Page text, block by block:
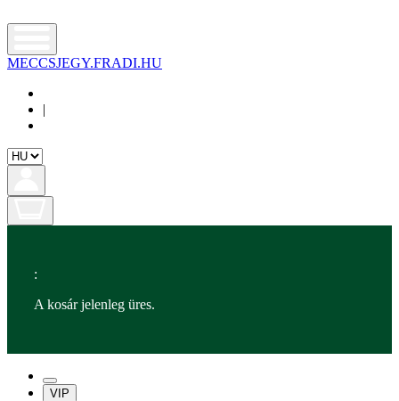
MECCSJEGY.FRADI.HU
|
:
A kosár jelenleg üres.
VIP